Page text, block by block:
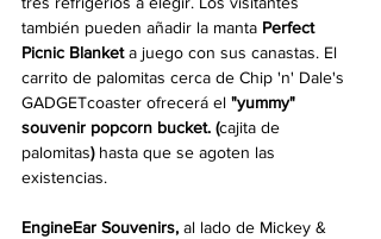
también pueden añadir la manta Perfect
Picnic Blanket a juego con sus canastas. El
carrito de palomitas cerca de Chip 'n' Dale's
GADGETcoaster ofrecerá el "yummy"
souvenir popcorn bucket. (cajita de
palomitas) hasta que se agoten las
existencias.
EngineEar Souvenirs, al lado de Mickey &